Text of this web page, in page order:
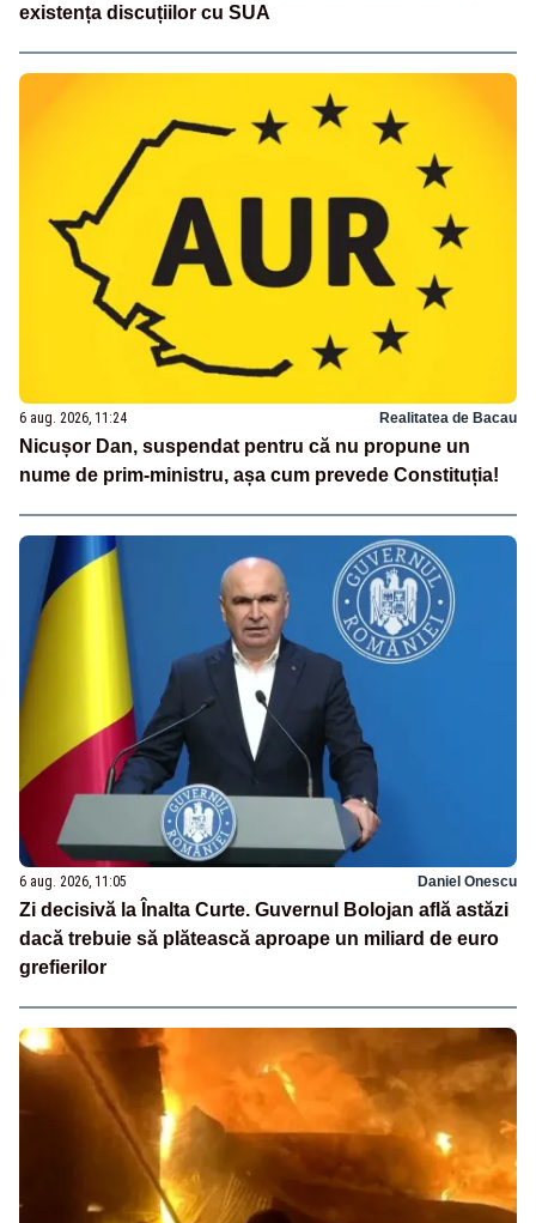
existența discuțiilor cu SUA
6 aug. 2026, 11:24 Realitatea de Bacau
Nicușor Dan, suspendat pentru că nu propune un
nume de prim-ministru, așa cum prevede Constituția!
6 aug. 2026, 11:05 Daniel Onescu
Zi decisivă la Înalta Curte. Guvernul Bolojan află astăzi
dacă trebuie să plătească aproape un miliard de euro
grefierilor